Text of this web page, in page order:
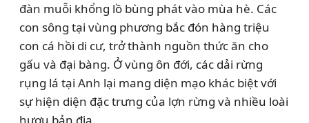
đàn muỗi khổng lồ bùng phát vào mùa hè. Các
con sông tại vùng phương bắc đón hàng triệu
con cá hồi di cư, trở thành nguồn thức ăn cho
gấu và đại bàng. Ở vùng ôn đới, các dải rừng
rụng lá tại Anh lại mang diện mạo khác biệt với
sự hiện diện đặc trưng của lợn rừng và nhiều loài